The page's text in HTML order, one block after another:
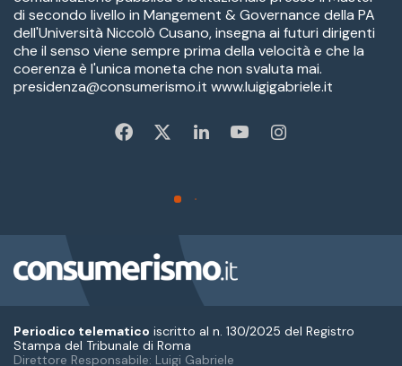
Periodico telematico iscritto al n. 130/2025 del Registro
Stampa del Tribunale di Roma
Direttore Responsabile: Luigi Gabriele